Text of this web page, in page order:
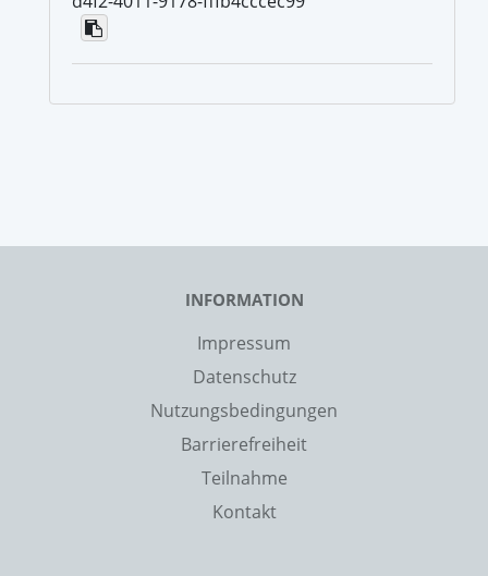
INFORMATION
Impressum
Datenschutz
Nutzungsbedingungen
Barrierefreiheit
Teilnahme
Kontakt